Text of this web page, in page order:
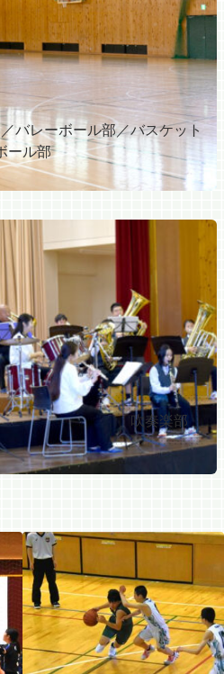
バレーボール部／バスケット
ール部
吹奏楽部